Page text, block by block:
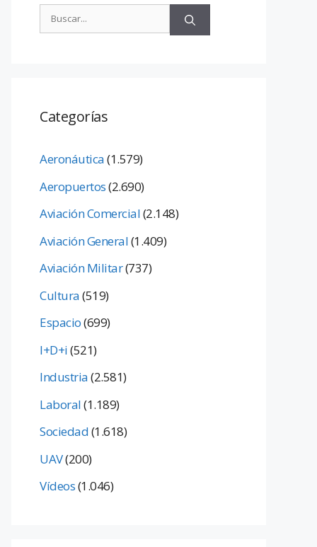
Categorías
Aeronáutica(1.579)
Aeropuertos(2.690)
Aviación Comercial(2.148)
Aviación General(1.409)
Aviación Militar(737)
Cultura(519)
Espacio(699)
I+D+i(521)
Industria(2.581)
Laboral(1.189)
Sociedad(1.618)
UAV(200)
Vídeos(1.046)